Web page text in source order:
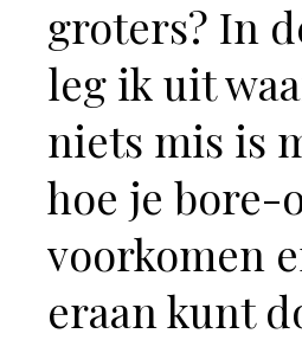
groters? In
leg ik uit
niets mis is
hoe je bore-
voorkomen
eraan kunt